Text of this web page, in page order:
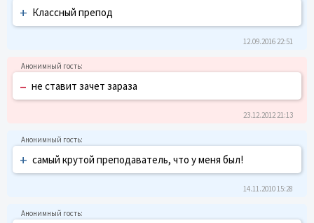
+ Классный препод
12.09.2016 22:51
– не ставит зачет зараза
23.12.2012 21:13
+ самый крутой преподаватель, что у меня был!
14.11.2010 15:28